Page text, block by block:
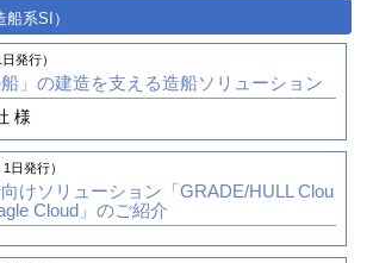
発行）
ステム「管ナビ」の活用で艤装設計の3
所 様
する取り組み～現場支援・艤装設計支
船系SI）
発行）
船」の建造を支える造船ソリューション
様
日発行）
けソリューション 「GRADE/HULL Clou
Cloud」のご紹介